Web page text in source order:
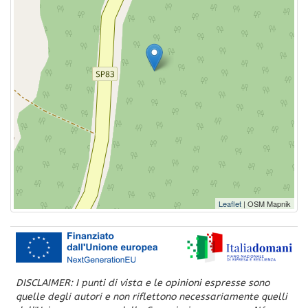
Leaflet | OSM Mapnik
DISCLAIMER: I punti di vista e le opinioni espresse sono
quelle degli autori e non riflettono necessariamente quelli